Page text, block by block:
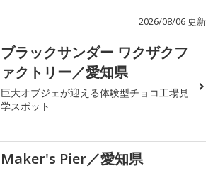
2026/08/06 更新
ブラックサンダー ワクザクフ
ァクトリー／愛知県
巨大オブジェが迎える体験型チョコ工場見
学スポット
Maker's Pier／愛知県